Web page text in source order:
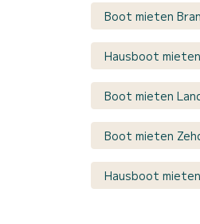
Boot mieten
Hausboot
Boot mieten
Boot mieten
Hausboot